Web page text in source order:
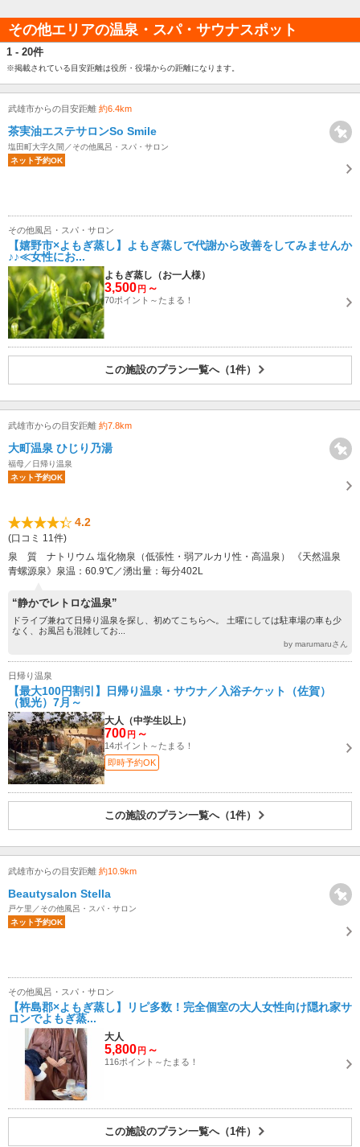
その他エリアの温泉・スパ・サウナスポット
1 - 20件
※掲載されている目安距離は役所・役場からの距離になります。
武雄市からの目安距離 約6.4km
茶実油エステサロンSo Smile
塩田町大字久間／その他風呂・スパ・サロン
ネット予約OK
その他風呂・スパ・サロン
【嬉野市×よもぎ蒸し】よもぎ蒸しで代謝から改善をしてみませんか
♪♪≪女性にお...
よもぎ蒸し（お一人様）
3,500 円 ～
70ポイント～たまる！
この施設のプラン一覧へ（1件）
武雄市からの目安距離 約7.8km
大町温泉 ひじり乃湯
福母／日帰り温泉
ネット予約OK
4.2
(口コミ 11件)
泉 質 ナトリウム 塩化物泉（低張性・弱アルカリ性・高温泉） 《天然温泉
青螺源泉》泉温：60.9℃／湧出量：毎分402L
“静かでレトロな温泉”
ドライブ兼ねて日帰り温泉を探し、初めてこちらへ。 土曜にしては駐車場の車も少
なく、お風呂も混雑してお...
by marumaruさん
日帰り温泉
【最大100円割引】日帰り温泉・サウナ／入浴チケット（佐賀）
（観光）7月～
大人（中学生以上）
700 円 ～
14ポイント～たまる！
即時予約OK
この施設のプラン一覧へ（1件）
武雄市からの目安距離 約10.9km
Beautysalon Stella
戸ケ里／その他風呂・スパ・サロン
ネット予約OK
その他風呂・スパ・サロン
【杵島郡×よもぎ蒸し】リピ多数！完全個室の大人女性向け隠れ家サ
ロンでよもぎ蒸...
大人
5,800 円 ～
116ポイント～たまる！
この施設のプラン一覧へ（1件）